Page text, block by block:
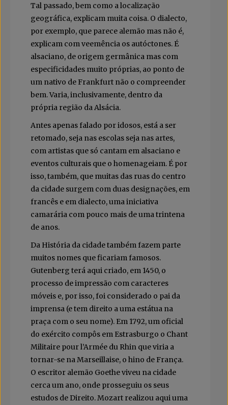
Tal passado, bem como a localização
geográfica, explicam muita coisa. O dialecto,
por exemplo, que parece alemão mas não é,
explicam com veemência os autóctones. É
alsaciano, de origem germânica mas com
especificidades muito próprias, ao ponto de
um nativo de Frankfurt não o compreender
bem. Varia, inclusivamente, dentro da
própria região da Alsácia.
Antes apenas falado por idosos, está a ser
retomado, seja nas escolas seja nas artes,
com artistas que só cantam em alsaciano e
eventos culturais que o homenageiam. É por
isso, também, que muitas das ruas do centro
da cidade surgem com duas designações, em
francês e em dialecto, uma iniciativa
camarária com pouco mais de uma trintena
de anos.
Da História da cidade também fazem parte
muitos nomes que ficariam famosos.
Gutenberg terá aqui criado, em 1450, o
processo de impressão com caracteres
móveis e, por isso, foi considerado o pai da
imprensa (e tem direito a uma estátua na
praça com o seu nome). Em 1792, um oficial
do exército compôs em Estrasburgo o Chant
Militaire pour l’Armée du Rhin que viria a
tornar-se na Marseillaise, o hino de França.
O escritor alemão Goethe viveu na cidade
cerca um ano, onde prosseguiu os seus
estudos de Direito. Mozart realizou aqui uma